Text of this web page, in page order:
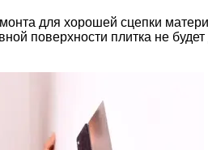
для хорошей сцепки
поверхности плитка не